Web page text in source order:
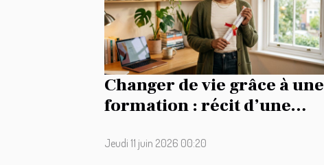
Changer de vie grâce à une
formation : récit d’une
Jeudi 11 juin 2026 00:20